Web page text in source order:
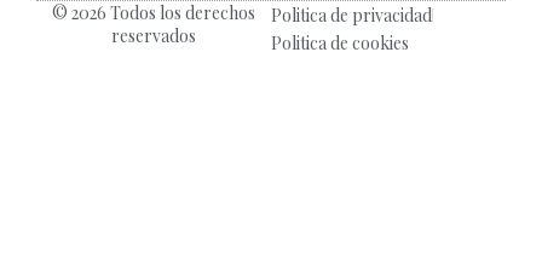
© 2026 Todos los derechos
reservados
Politica de privacidad
Politica de cookies